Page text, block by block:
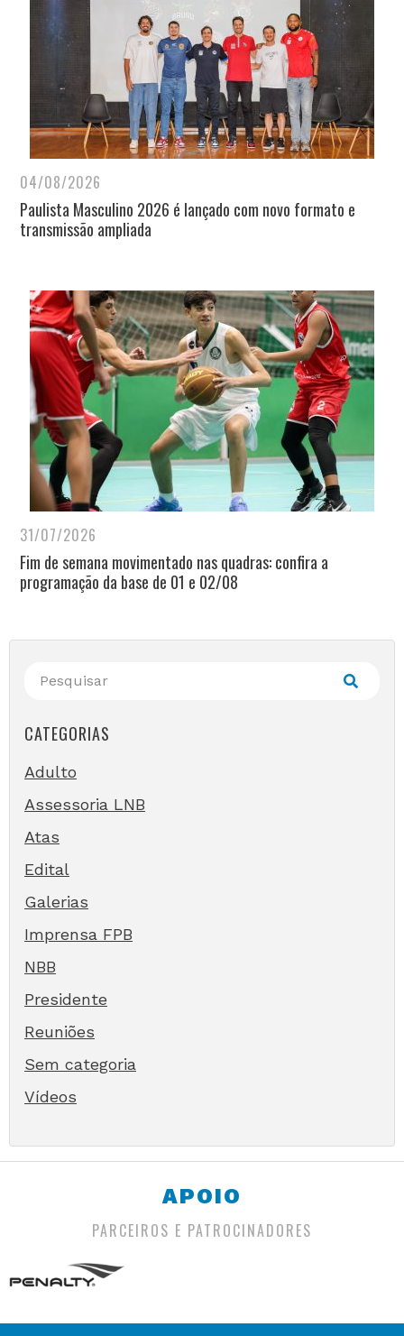
04/08/2026
Paulista Masculino 2026 é lançado com novo formato e
transmissão ampliada
31/07/2026
Fim de semana movimentado nas quadras: confira a
programação da base de 01 e 02/08
CATEGORIAS
Adulto
Assessoria LNB
Atas
Edital
Galerias
Imprensa FPB
NBB
Presidente
Reuniões
Sem categoria
Vídeos
APOIO
PARCEIROS E PATROCINADORES